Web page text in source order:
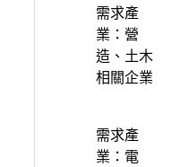
需求產
業：營
造、土木
相關企業
需求產
業：電